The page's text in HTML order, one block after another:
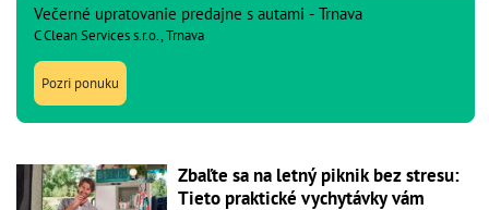
Večerné upratovanie predajne s autami - Trnava
C Clean Services s.r.o., Trnava
Pozri ponuku
Zbaľte sa na letný piknik bez stresu:
Tieto praktické vychytávky vám